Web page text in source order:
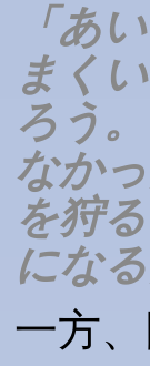
「あ
まく
ろう
なか
を狩
にな
一方